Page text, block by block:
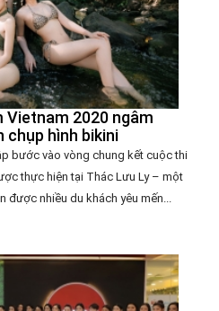
Vietnam 2020 ngâm
chụp hình bikini
bước vào vòng chung kết cuộc thi
thực hiện tại Thác Lưu Ly – một
được nhiều du khách yêu mến...